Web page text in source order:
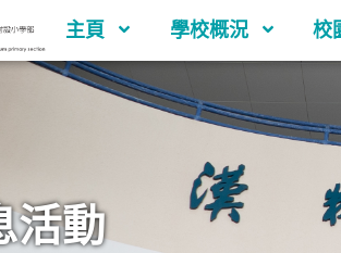
主頁 學校概況 校
活動